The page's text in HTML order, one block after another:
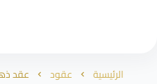
الرئيسية عقود عقد ذهب عيار